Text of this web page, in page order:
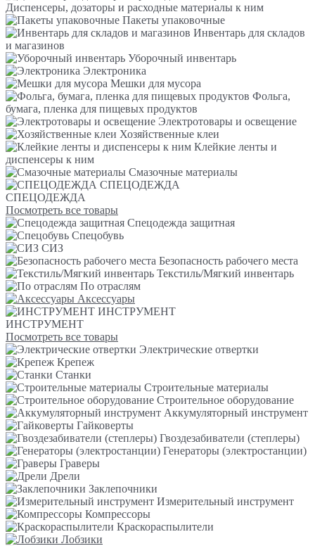
Диспенсеры, дозаторы и расходные материалы к ним
Пакеты упаковочные
Инвентарь для складов
и магазинов
Уборочный инвентарь
Электроника
Мешки для мусора
Фольга,
бумага, пленка для пищевых продуктов
Электротовары и освещение
Хозяйственные клеи
Клейкие ленты и
диспенсеры к ним
Смазочные материалы
СПЕЦОДЕЖДА
СПЕЦОДЕЖДА
Посмотреть все товары
Спецодежда защитная
Спецобувь
СИЗ
Безопасность рабочего места
Текстиль/Мягкий инвентарь
По отраслям
Аксессуары
ИНСТРУМЕНТ
ИНСТРУМЕНТ
Посмотреть все товары
Электрические отвертки
Крепеж
Станки
Строительные материалы
Строительное оборудование
Аккумуляторный инструмент
Гайковерты
Гвоздезабиватели (степлеры)
Генераторы (электростанции)
Граверы
Дрели
Заклепочники
Измерительный инструмент
Компрессоры
Краскораспылители
Лобзики